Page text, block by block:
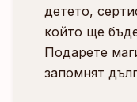
детето,
който ще
Подарете
запомнят